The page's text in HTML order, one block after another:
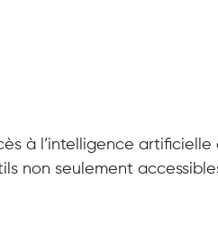
à l’intelligence artificielle
non seulement